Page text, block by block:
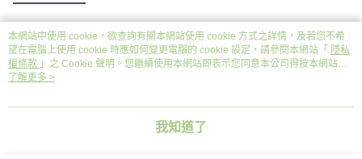
熱門標籤
本網站中使用 cookie，欲查詢有關本網站使用 cookie 方式之詳情，及若您不希
望在電腦上使用 cookie 時應如何變更電腦的 cookie 設定，請參閱本網站「 隱私
權條款 」之 Cookie 聲明。您繼續使用本網站即表示您同意本公司得按本網站使
用條款之 Cookie 聲明使用 cookie。
了解更多 >
我知道了